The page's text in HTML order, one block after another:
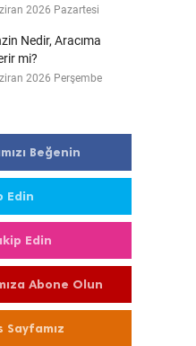
2026 Pazartesi
Nedir, Aracıma
mi?
2026 Perşembe
Beğenin
Edin
Edin
Abone Olun
Sayfamız